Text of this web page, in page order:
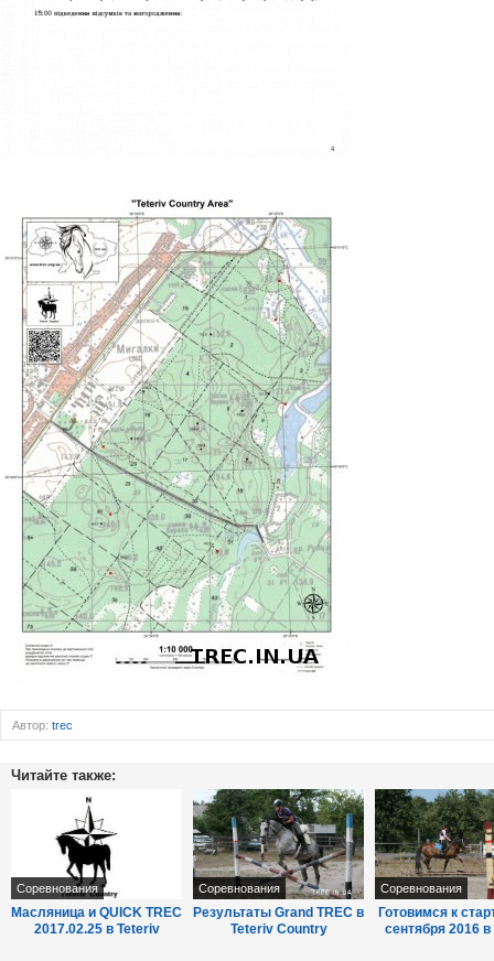
Автор: trec
Читайте также:
Масляница и QUICK TREC
2017.02.25 в Teteriv
Соревнования
Результаты Grand TREC в
Teteriv Country
Соревнования
Готовимся к
сентября 2016
Соревнования